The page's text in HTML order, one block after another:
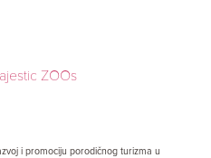
ZOOs
i promociju porodičnog turizma u